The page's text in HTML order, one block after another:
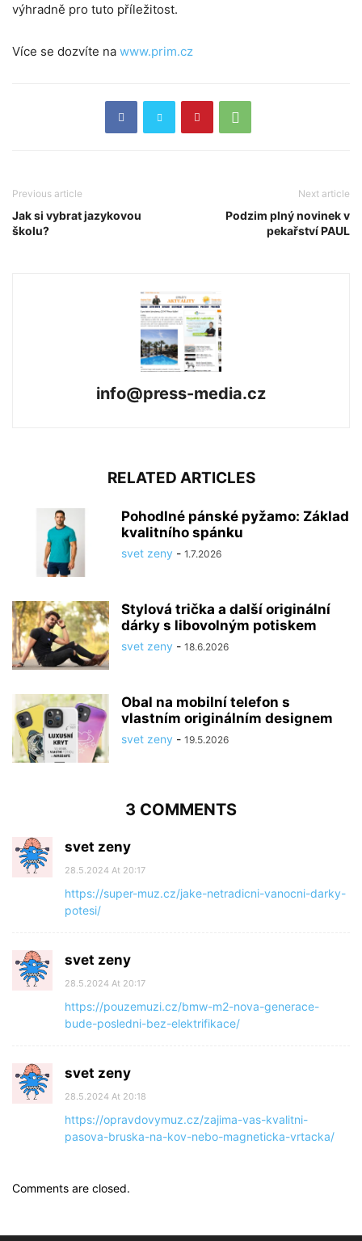
výhradně pro tuto příležitost.
Více se dozvíte na www.prim.cz
Previous article
Jak si vybrat jazykovou
školu?
Next article
Podzim plný novinek v
pekařství PAUL
info@press-media.cz
RELATED ARTICLES
Pohodlné pánské pyžamo: Základ
kvalitního spánku
svet zeny - 1.7.2026
Stylová trička a další originální
dárky s libovolným potiskem
svet zeny - 18.6.2026
Obal na mobilní telefon s
vlastním originálním designem
svet zeny - 19.5.2026
3 COMMENTS
svet zeny
28.5.2024 At 20:17
https://super-muz.cz/jake-netradicni-vanocni-darky-
potesi/
svet zeny
28.5.2024 At 20:17
https://pouzemuzi.cz/bmw-m2-nova-generace-
bude-posledni-bez-elektrifikace/
svet zeny
28.5.2024 At 20:18
https://opravdovymuz.cz/zajima-vas-kvalitni-
pasova-bruska-na-kov-nebo-magneticka-vrtacka/
Comments are closed.